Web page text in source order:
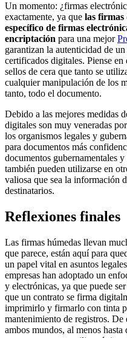
Un momento: ¿firmas
exactamente, ya que las firmas
específico de firmas
encriptación para una mejor
garantizan la autenticidad de
certificados digitales. Piense en
sellos de cera que tanto se
cualquier manipulación de los
tanto, todo el documento.
Debido a las mejores medidas
digitales son muy veneradas
los organismos legales y
para documentos más
documentos gubernamentales
también pueden utilizarse en
valiosa que sea la información
destinatarios.
Reflexiones finales
Las firmas húmedas llevan
que parece, están aquí para
un papel vital en asuntos
empresas han adoptado un
y electrónicas, ya que puede
que un contrato se firma
imprimirlo y firmarlo con tinta
mantenimiento de registros.
ambos mundos, al menos